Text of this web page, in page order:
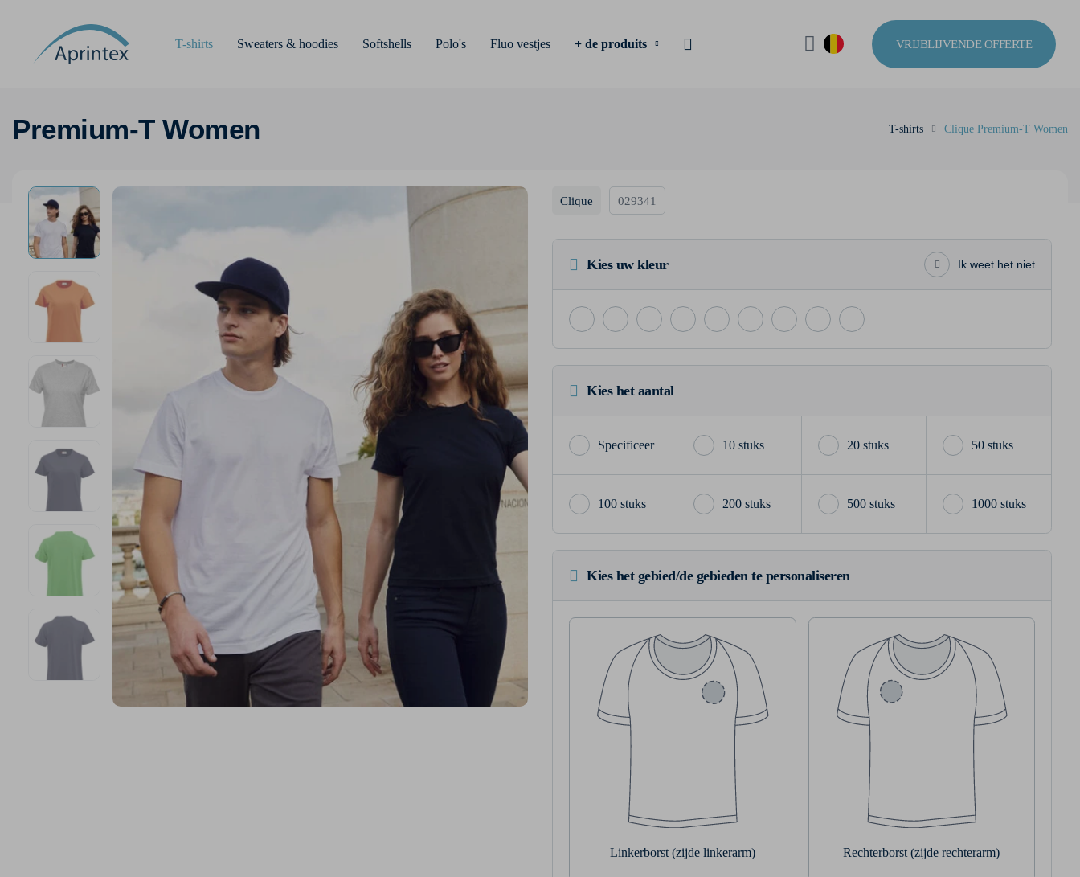
T-shirts Sweaters & hoodies Softshells Polo's Fluo vestjes + de produits VRIJBLIJVENDE OFFERTE
Premium-T Women T-shirts Clique Premium-T Women
Clique 029341
Kies uw kleur Ik weet het niet
Kies het aantal
10 stuks 20 stuks 50 stuks
100 stuks 200 stuks 500 stuks 1000 stuks
Kies het gebied/de gebieden te personaliseren
Linkerborst (zijde linkerarm) Rechterborst (zijde rechterarm)